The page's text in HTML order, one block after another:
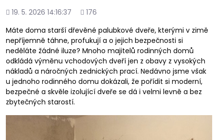
Přidáno
19. 5. 2026 14:16:37
Počet
176
Máte doma starší dřevěné palubkové dveře, kterými v zimě
nepříjemně táhne, profukují a o jejich bezpečnosti si
neděláte žádné iluze? Mnoho majitelů rodinných domů
odkládá výměnu vchodových dveří jen z obavy z vysokých
nákladů a náročných zednických prací. Nedávno jsme však
u jednoho rodinného domu dokázali, že pořídit si moderní,
bezpečné a skvěle izolující dveře se dá i velmi levně a bez
zbytečných starostí.